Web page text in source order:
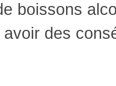
boissons
des